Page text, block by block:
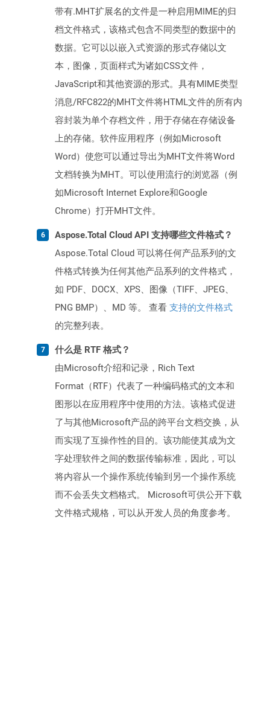
带有.MHT扩展名的文件是一种启用MIME的归
档文件格式，该格式包含不同类型的数据中的
数据。它可以以嵌入式资源的形式存储以文
本，图像，页面样式为诸如CSS文件，
JavaScript和其他资源的形式。具有MIME类型
消息/RFC822的MHT文件将HTML文件的所有内
容封装为单个存档文件，用于存储在存储设备
上的存储。软件应用程序（例如Microsoft
Word）使您可以通过导出为MHT文件将Word
文档转换为MHT。可以使用流行的浏览器（例
如Microsoft Internet Explore和Google
Chrome）打开MHT文件。
Aspose.Total Cloud API 支持哪些文件格式？
Aspose.Total Cloud 可以将任何产品系列的文
件格式转换为任何其他产品系列的文件格式，
如 PDF、DOCX、XPS、图像（TIFF、JPEG、
PNG BMP）、MD 等。 查看 支持的文件格式
的完整列表。
什么是 RTF 格式？
由Microsoft介绍和记录，Rich Text
Format（RTF）代表了一种编码格式的文本和
图形以在应用程序中使用的方法。该格式促进
了与其他Microsoft产品的跨平台文档交换，从
而实现了互操作性的目的。该功能使其成为文
字处理软件之间的数据传输标准，因此，可以
将内容从一个操作系统传输到另一个操作系统
而不会丢失文档格式。 Microsoft可供公开下载
文件格式规格，可以从开发人员的角度参考。